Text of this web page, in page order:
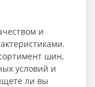
и
шин,
условий и
ли вы